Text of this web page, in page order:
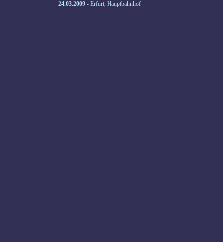
24.03.2009 - Erfurt, Hauptbahnhof